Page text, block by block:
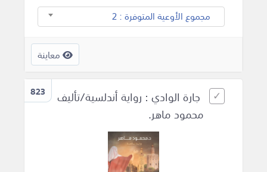
مجموع الأوعية المتوفرة : 2
معاينة
823
جارة الوادي : رواية أندلسية/تأليف
محمود ماهر.